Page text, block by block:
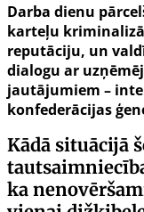
Darba dienu
karteļu
reputāciju, un
dialogu ar
jautājumiem –
konfederācijas
Kādā situācijā
ka